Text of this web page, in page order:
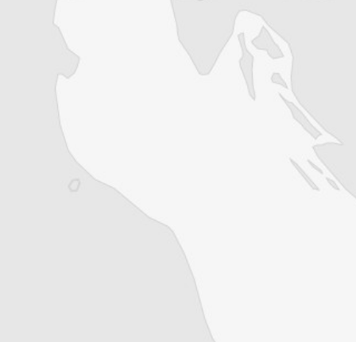
Explorez +10 ans d’archives sur les
Balkans
Vous avez déjà un compte ? Se connecter
Traducteur⋅rice
Tous nos articles de BIRN